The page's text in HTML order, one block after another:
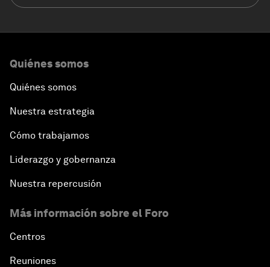
Quiénes somos
Quiénes somos
Nuestra estrategia
Cómo trabajamos
Liderazgo y gobernanza
Nuestra repercusión
Más información sobre el Foro
Centros
Reuniones